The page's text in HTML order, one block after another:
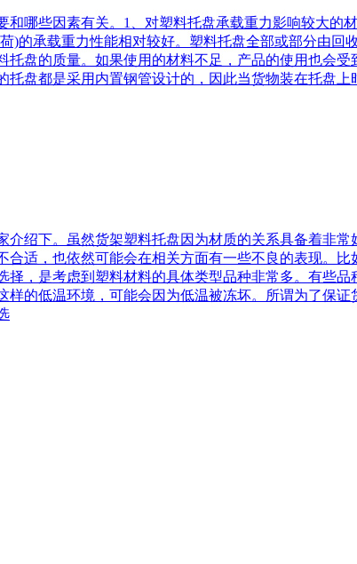
哪些因素有关。1、对塑料托盘承载重力影响较大的
)的承载重力性能相对较好。塑料托盘全部或部分由
盘的质量。如果使用的材料不足，产品的使用也会
盘都是采用内置钢管设计的，因此当货物装在托盘
绍下。虽然货架塑料托盘因为材质的关系具备着非
适，也依然可能会在相关方面有一些不良的表现。
，是考虑到塑料材料的具体类型品种非常多。有些
的低温环境，可能会因为低温被冻坏。所谓为了保